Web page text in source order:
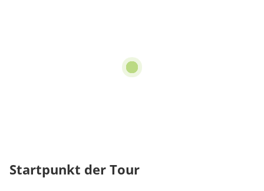
Startpunkt der Tour